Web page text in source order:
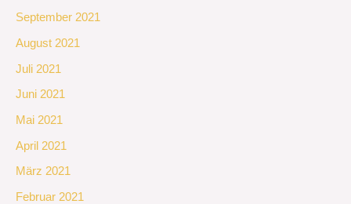
September 2021
August 2021
Juli 2021
Juni 2021
Mai 2021
April 2021
März 2021
Februar 2021